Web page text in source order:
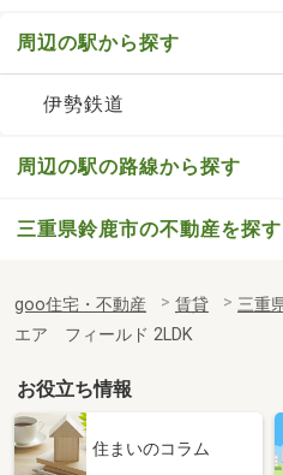
周辺の駅から探す
伊勢鉄道
周辺の駅の路線から探す
三重県鈴鹿市の不動産を探す
goo住宅・不動産 賃貸 三重
エア フィールド 2LDK
お役立ち情報
住まいのコラム